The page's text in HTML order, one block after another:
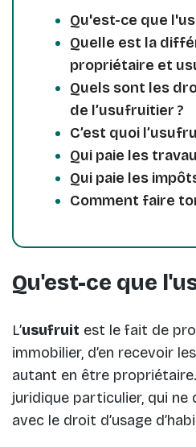
Qu'est-ce que
Quelle est la
propriétaire et
Quels sont les
de l’usufruitier ?
C’est quoi
Qui paie les
Qui paie les
Comment faire
Qu'est-ce que
L’usufruit est le fait de
immobilier, d’en recevoir
autant en être
juridique particulier, qui
avec le droit d’usage